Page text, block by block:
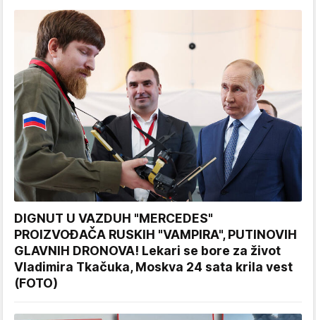
DIGNUT U VAZDUH "MERCEDES"
PROIZVOĐAČA RUSKIH "VAMPIRA", PUTINOVIH
GLAVNIH DRONOVA! Lekari se bore za život
Vladimira Tkačuka, Moskva 24 sata krila vest
(FOTO)